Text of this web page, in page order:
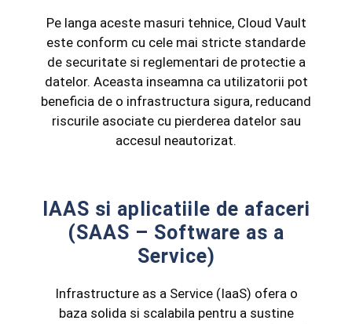
Pe langa aceste masuri tehnice, Cloud Vault
este conform cu cele mai stricte standarde
de securitate si reglementari de protectie a
datelor. Aceasta inseamna ca utilizatorii pot
beneficia de o infrastructura sigura, reducand
riscurile asociate cu pierderea datelor sau
accesul neautorizat.
IAAS si aplicatiile de afaceri
(SAAS – Software as a
Service)
Infrastructure as a Service (IaaS) ofera o
baza solida si scalabila pentru a sustine